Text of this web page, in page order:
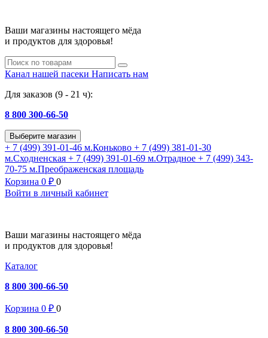
Ваши магазины настоящего мёда
и продуктов для здоровья!
Канал нашей пасеки Написать нам
Для заказов (9 - 21 ч):
8 800 300-66-50
Выберите магазин
+ 7 (499) 391-01-46 м.Коньково + 7 (499) 381-01-30
м.Сходненская + 7 (499) 391-01-69 м.Отрадное + 7 (499) 343-
70-75 м.Преображенская площадь
Корзина 0 ₽ 0
Войти в личный кабинет
Ваши магазины настоящего мёда
и продуктов для здоровья!
Каталог
8 800 300-66-50
Корзина 0 ₽ 0
8 800 300-66-50